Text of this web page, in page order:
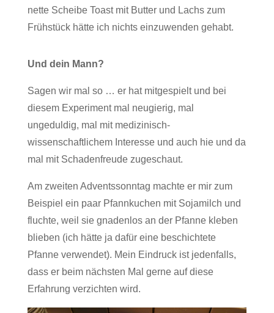
nette Scheibe Toast mit Butter und Lachs zum
Frühstück hätte ich nichts einzuwenden gehabt.
Und dein Mann?
Sagen wir mal so … er hat mitgespielt und bei
diesem Experiment mal neugierig, mal
ungeduldig, mal mit medizinisch-
wissenschaftlichem Interesse und auch hie und da
mal mit Schadenfreude zugeschaut.
Am zweiten Adventssonntag machte er mir zum
Beispiel ein paar Pfannkuchen mit Sojamilch und
fluchte, weil sie gnadenlos an der Pfanne kleben
blieben (ich hätte ja dafür eine beschichtete
Pfanne verwendet). Mein Eindruck ist jedenfalls,
dass er beim nächsten Mal gerne auf diese
Erfahrung verzichten wird.